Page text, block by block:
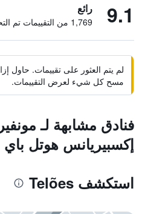
9.1 رائع
1,769 من التقييمات تم التحقق منها
لم يتم العثور على تقييمات. حاول
مسح كل شيء لعرض التقييمات.
فنادق مشابهة لـ
إكسبيريانس هوتل باي
استكشف Telões